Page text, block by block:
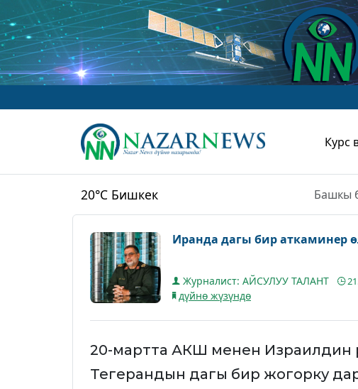
Курс
20°C Бишкек Башкы
Иранда дагы бир аткаминер
Журналист: АЙСУЛУУ ТАЛАНТ
дүйнө жүзүндө
20-мартта АКШ менен Израилдин
Тегерандын дагы бир жогорку